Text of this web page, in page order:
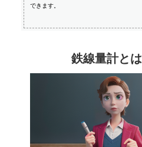
できます。
鉄線量計とは